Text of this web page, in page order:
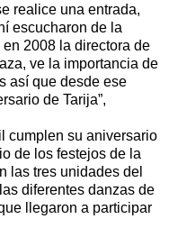
realice una entrada,
escucharon de la
2008 la directora de
ve la importancia de
así que desde ese
de Tarija”,
cumplen su aniversario
de los festejos de la
las tres unidades del
diferentes danzas de
llegaron a participar